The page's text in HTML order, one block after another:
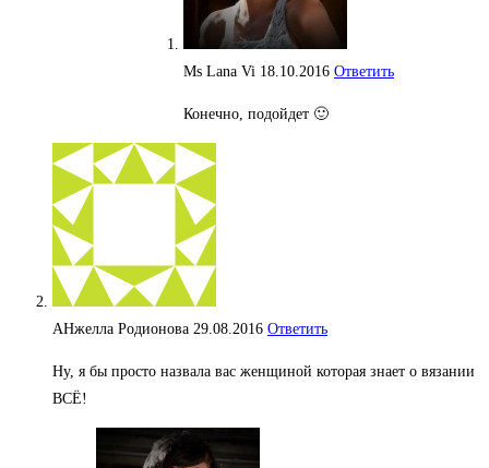
Ms Lana Vi 18.10.2016 Ответить
Конечно, подойдет 🙂
АНжелла Родионова 29.08.2016 Ответить
Ну, я бы просто назвала вас женщиной которая знает о вязании
ВСЁ!